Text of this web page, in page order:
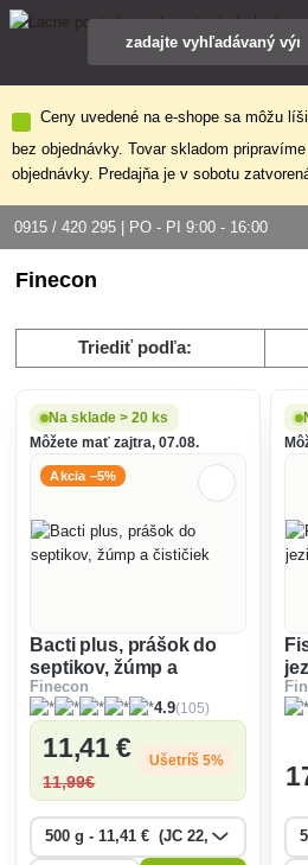
Ceny uvedené na e-shope sa môžu
bez objednávky. Tovar skladom
objednávky. Predajňa je v sobotu
0915 / 420 295 | PO - PI 9:00 - 16:00
Finecon
Triediť podľa:
Na sklade > 20 ks
Môžete mať zajtra, 07.08.
Akcia −5%
Bacti plus, prášok do
septikov, žúmp a
čističiek
Finecon
4.9(105)
11,41 €
11,99€
Ušetríš 5%